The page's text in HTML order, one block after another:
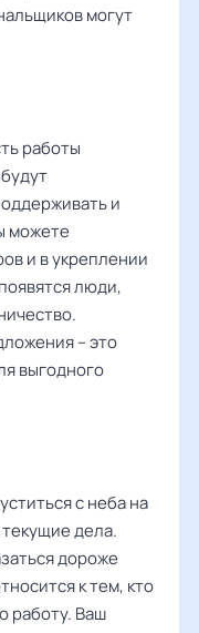
могут
работы
и
можете
и в укреплении
люди,
– это
выгодного
с неба на
дела.
дороже
к тем, кто
работу. Ваш